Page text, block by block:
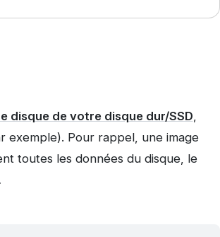
disque de votre disque dur/SSD,
exemple). Pour rappel, une image
toutes les données du disque, le